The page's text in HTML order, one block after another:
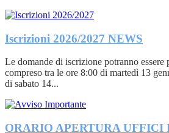
Iscrizioni 2026/2027 NEWS
Le domande di iscrizione potranno essere
compreso tra le ore 8:00 di martedì 13
di sabato 14...
ORARIO APERTURA UFFICI